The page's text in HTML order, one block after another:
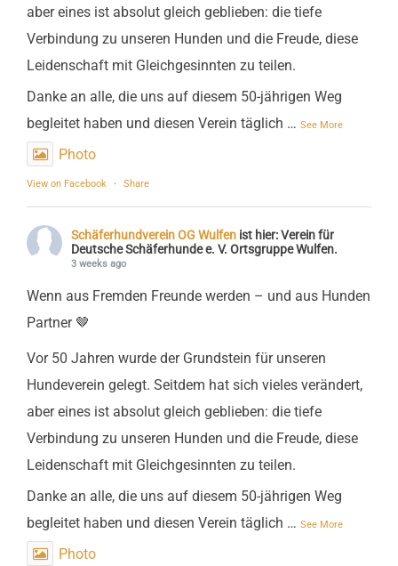
aber eines ist absolut gleich geblieben: die tiefe
Verbindung zu unseren Hunden und die Freude, diese
Leidenschaft mit Gleichgesinnten zu teilen.
Danke an alle, die uns auf diesem 50-jährigen Weg
begleitet haben und diesen Verein täglich … See More
Photo
View on Facebook · Share
Schäferhundverein OG Wulfen ist hier: Verein für
Deutsche Schäferhunde e. V. Ortsgruppe Wulfen.
3 weeks ago
Wenn aus Fremden Freunde werden – und aus Hunden
Partner 🤎
Vor 50 Jahren wurde der Grundstein für unseren
Hundeverein gelegt. Seitdem hat sich vieles verändert,
aber eines ist absolut gleich geblieben: die tiefe
Verbindung zu unseren Hunden und die Freude, diese
Leidenschaft mit Gleichgesinnten zu teilen.
Danke an alle, die uns auf diesem 50-jährigen Weg
begleitet haben und diesen Verein täglich … See More
Photo